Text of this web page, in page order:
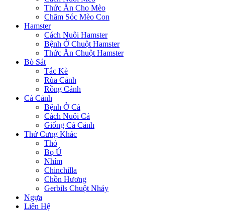
Thức Ăn Cho Mèo
Chăm Sóc Mèo Con
Hamster
Cách Nuôi Hamster
Bệnh Ở Chuột Hamster
Thức Ăn Chuột Hamster
Bò Sát
Tắc Kè
Rùa Cảnh
Rồng Cảnh
Cá Cảnh
Bệnh Ở Cá
Cách Nuôi Cá
Giống Cá Cảnh
Thứ Cưng Khác
Thỏ
Bọ Ú
Nhím
Chinchilla
Chồn Hương
Gerbils Chuột Nhảy
Ngựa
Liên Hệ